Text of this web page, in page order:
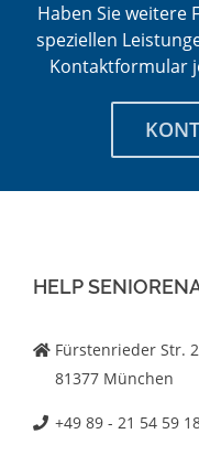
Haben Sie weitere
speziellen
Kontaktformular
HELP
Fürstenrieder Str.
81377 München
+49 89 - 21 54 59